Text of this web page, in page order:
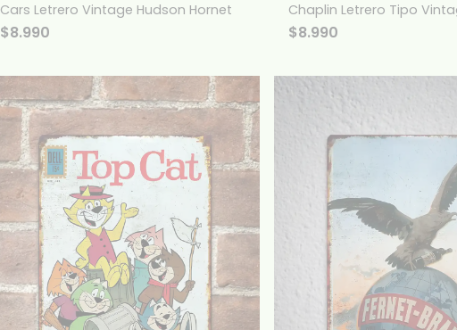
Cars Letrero Vintage Hudson Hornet
$8.990
Chaplin Letrero Tipo
$8.990